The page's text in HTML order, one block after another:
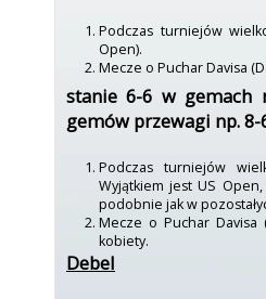
Podczas turniejów
Open).
Mecze o Puchar Davisa
stanie 6-6 w gemach
gemów przewagi np. 8-
Podczas turniejów
Wyjątkiem jest US
podobnie jak w
Mecze o Puchar Davisa
kobiety.
Debel